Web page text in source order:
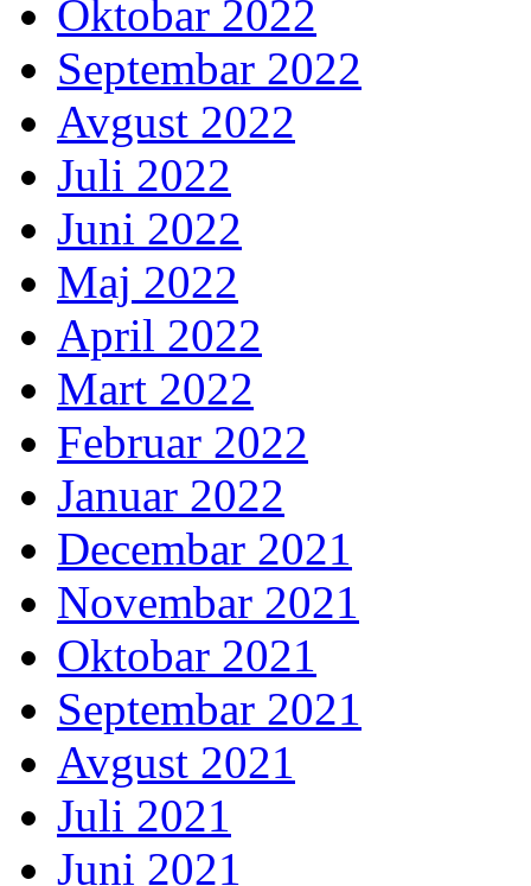
Oktobar 2022
Septembar 2022
Avgust 2022
Juli 2022
Juni 2022
Maj 2022
April 2022
Mart 2022
Februar 2022
Januar 2022
Decembar 2021
Novembar 2021
Oktobar 2021
Septembar 2021
Avgust 2021
Juli 2021
Juni 2021